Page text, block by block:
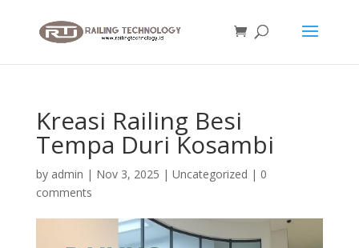
Kreasi Railing Besi
Tempa Duri Kosambi
by admin | Nov 3, 2025 | Uncategorized | 0
comments